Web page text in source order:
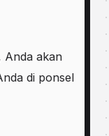
Anda akan
di ponsel